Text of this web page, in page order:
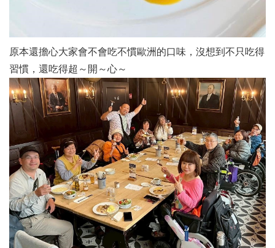
原本還擔心大家會不會吃不慣歐洲的口味，沒想到不只吃得
習慣，還吃得超～開～心～